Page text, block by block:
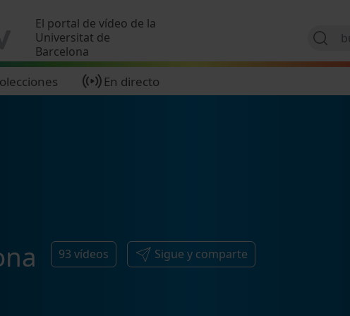
El portal de vídeo de la
Universitat de
Barcelona
En directo
93 vídeos Sigue y comparte